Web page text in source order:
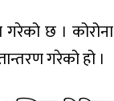
छ । कोरोना
गरेको हो ।